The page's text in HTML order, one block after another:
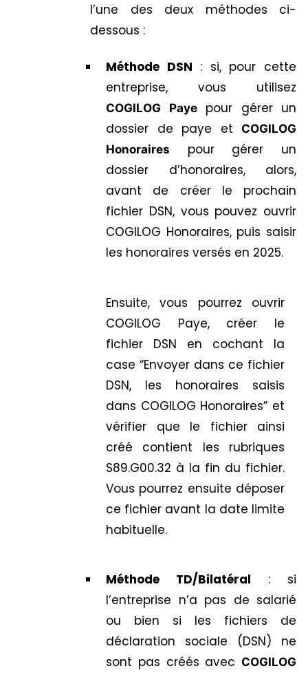
l’une des deux méthodes ci-
dessous :
Méthode DSN : si, pour cette
entreprise, vous utilisez
COGILOG Payepour gérer un
dossier de paye et COGILOG
Honoraires
pour gérer un
dossier d’honoraires, alors,
avant de créer le prochain
fichier DSN, vous pouvez ouvrir
COGILOG Honoraires, puis saisir
les honoraires versés en 2025.
Ensuite, vous pourrez ouvrir
COGILOG Paye, créer le
fichier DSN en cochant la
case “Envoyer dans ce fichier
DSN, les honoraires saisis
dans COGILOG Honoraires” et
vérifier que le fichier ainsi
créé contient les rubriques
S89.G00.32 à la fin du fichier.
Vous pourrez ensuite déposer
ce fichier avant la date limite
habituelle.
Méthode TD/Bilatéral : si
l’entreprise n’a pas de salarié
ou bien si les fichiers de
déclaration sociale (DSN) ne
sont pas créés avec COGILOG